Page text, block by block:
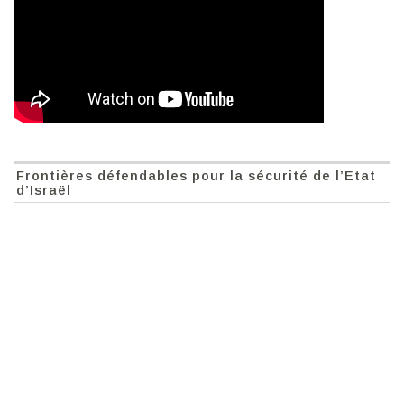
Frontières défendables pour la sécurité de l’Etat
d’Israël